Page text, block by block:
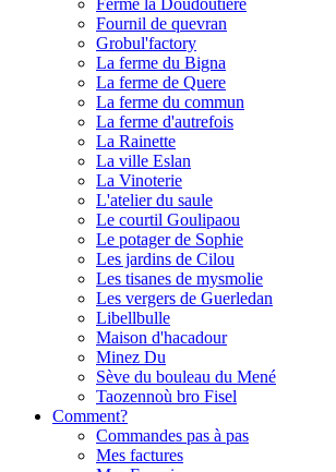
Ferme la Doudoutière
Fournil de quevran
Grobul'factory
La ferme du Bigna
La ferme de Quere
La ferme du commun
La ferme d'autrefois
La Rainette
La ville Eslan
La Vinoterie
L'atelier du saule
Le courtil Goulipaou
Le potager de Sophie
Les jardins de Cilou
Les tisanes de mysmolie
Les vergers de Guerledan
Libellbulle
Maison d'hacadour
Minez Du
Sève du bouleau du Mené
Taozennoù bro Fisel
Comment?
Commandes pas à pas
Mes factures